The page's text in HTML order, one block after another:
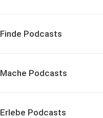
Finde Podcasts
Mache Podcasts
Erlebe Podcasts